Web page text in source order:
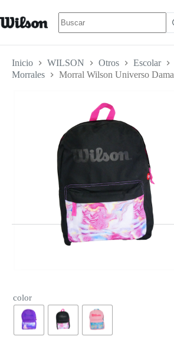
Inicio WILSON Otros
Escolar
Morrales
Morral Wilson Universo Dama
color